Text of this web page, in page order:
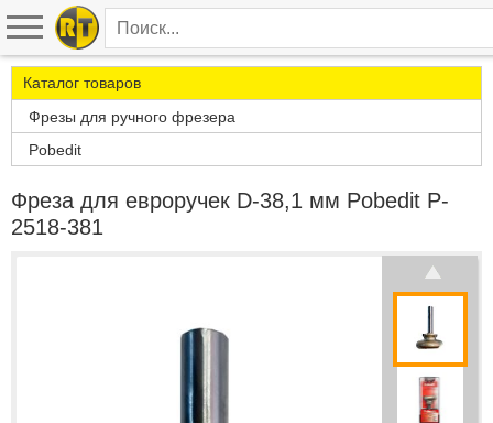
Каталог товаров
Фрезы для ручного фрезера
Pobedit
Фреза для евроручек D-38,1 мм Pobedit P-
2518-381